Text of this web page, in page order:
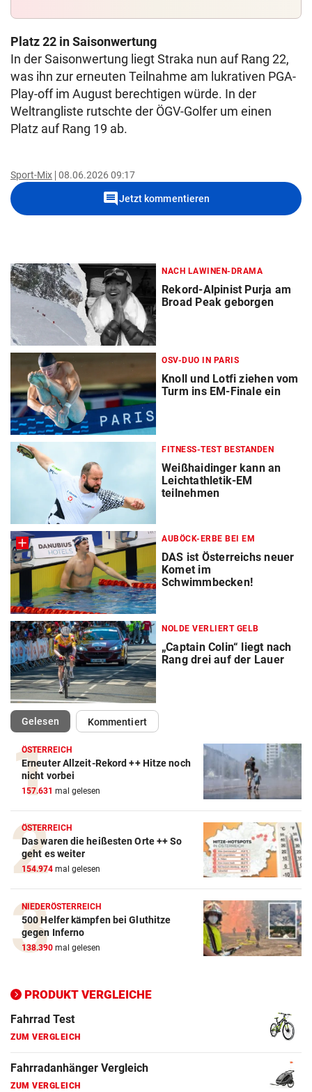
Platz 22 in Saisonwertung
In der Saisonwertung liegt Straka nun auf Rang 22,
was ihn zur erneuten Teilnahme am lukrativen PGA-
Play-off im August berechtigen würde. In der
Weltrangliste rutschte der ÖGV-Golfer um einen
Platz auf Rang 19 ab.
Sport-Mix 08.06.2026 09:17
commentJetzt kommentieren
NACH LAWINEN-DRAMA
Rekord-Alpinist Purja am
Broad Peak geborgen
OSV-DUO IN PARIS
Knoll und Lotfi ziehen vom
Turm ins EM-Finale ein
FITNESS-TEST BESTANDEN
Weißhaidinger kann an
Leichtathletik-EM
teilnehmen
AUBÖCK-ERBE BEI EM
DAS ist Österreichs neuer
Komet im
Schwimmbecken!
NOLDE VERLIERT GELB
„Captain Colin“ liegt nach
Rang drei auf der Lauer
Gelesen(ausgewählt)Kommentiert
ÖSTERREICH
Erneuter Allzeit-Rekord ++ Hitze noch
nicht vorbei
157.631 mal gelesen
ÖSTERREICH
Das waren die heißesten Orte ++ So
geht es weiter
154.974 mal gelesen
NIEDERÖSTERREICH
500 Helfer kämpfen bei Gluthitze
gegen Inferno
138.390 mal gelesen
PRODUKT VERGLEICHE
Action-Cam Vergleich
ZUM VERGLEICH
Crosstrainer Vergleich
ZUM VERGLEICH
E-Bike Vergleich
ZUM VERGLEICH
Elektro-Scooter Vergleich
ZUM VERGLEICH
ZUM VERGLEICH
Fahrrad Test
ZUM VERGLEICH
Fahrradanhänger Vergleich
ZUM VERGLEICH